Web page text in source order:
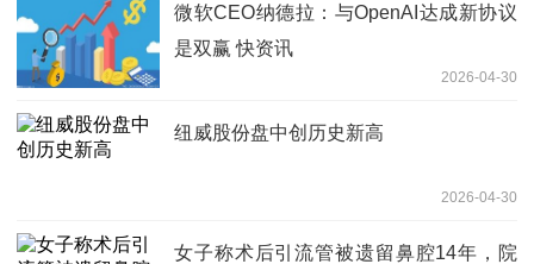
微软CEO纳德拉：与OpenAI达成新协议
是双赢 快资讯
2026-04-30
纽威股份盘中创历史新高
2026-04-30
女子称术后引流管被遗留鼻腔14年，院